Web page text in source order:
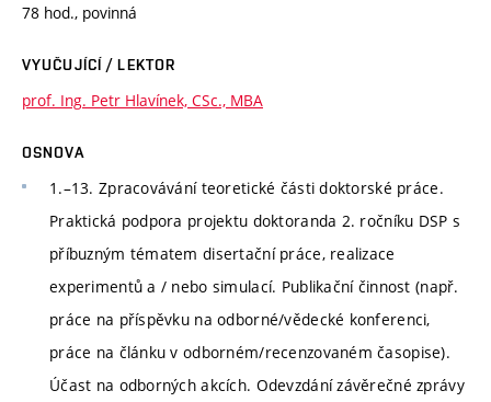
78 hod., povinná
VYUČUJÍCÍ / LEKTOR
prof. Ing. Petr Hlavínek, CSc., MBA
OSNOVA
1.–13. Zpracovávání teoretické části doktorské práce.
Praktická podpora projektu doktoranda 2. ročníku DSP s
příbuzným tématem disertační práce, realizace
experimentů a / nebo simulací. Publikační činnost (např.
práce na příspěvku na odborné/vědecké konferenci,
práce na článku v odborném/recenzovaném časopise).
Účast na odborných akcích. Odevzdání závěrečné zprávy